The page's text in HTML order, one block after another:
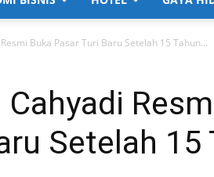
Buka Pasar Turi Baru Setelah 15 Tahun...
Setelah 15